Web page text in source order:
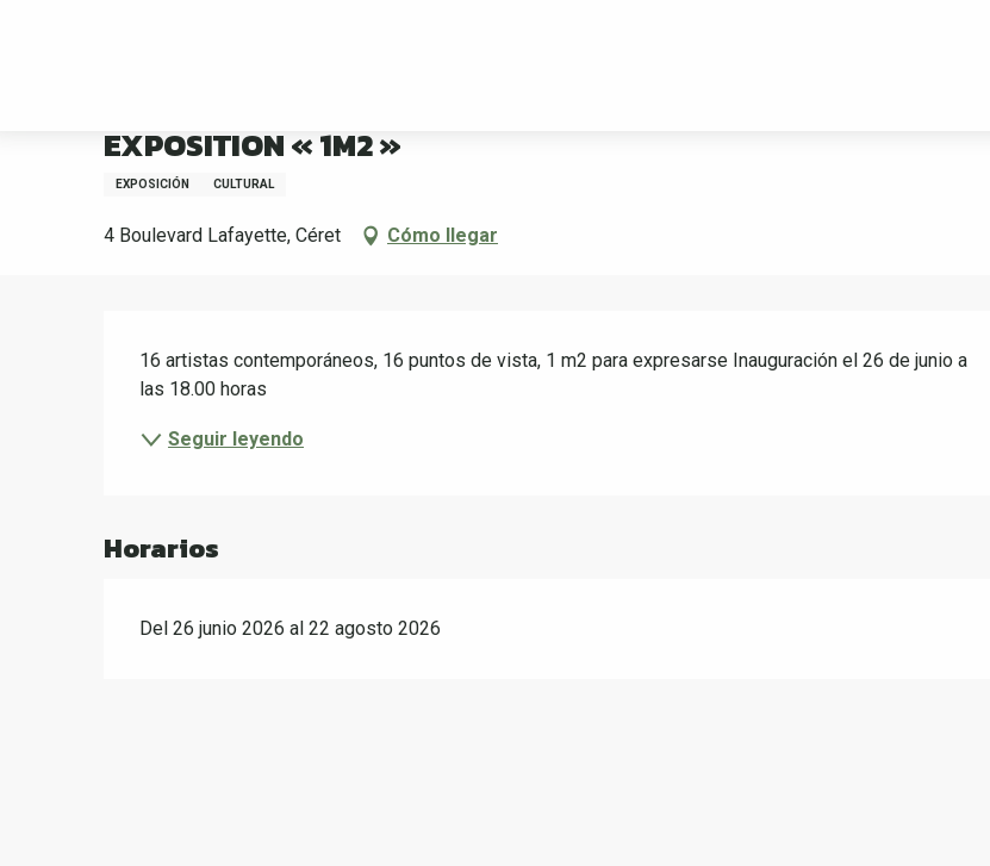
EXPOSITION « 1M2 »
EXPOSICIÓN CULTURAL
4 Boulevard Lafayette, Céret Cómo llegar
Descripción
16 artistas contemporáneos, 16 puntos de vista, 1 m2 para expresarse Inauguración el 26 de junio a
las 18.00 horas
Seguir leyendo
Horarios
Del 26 junio 2026 al 22 agosto 2026